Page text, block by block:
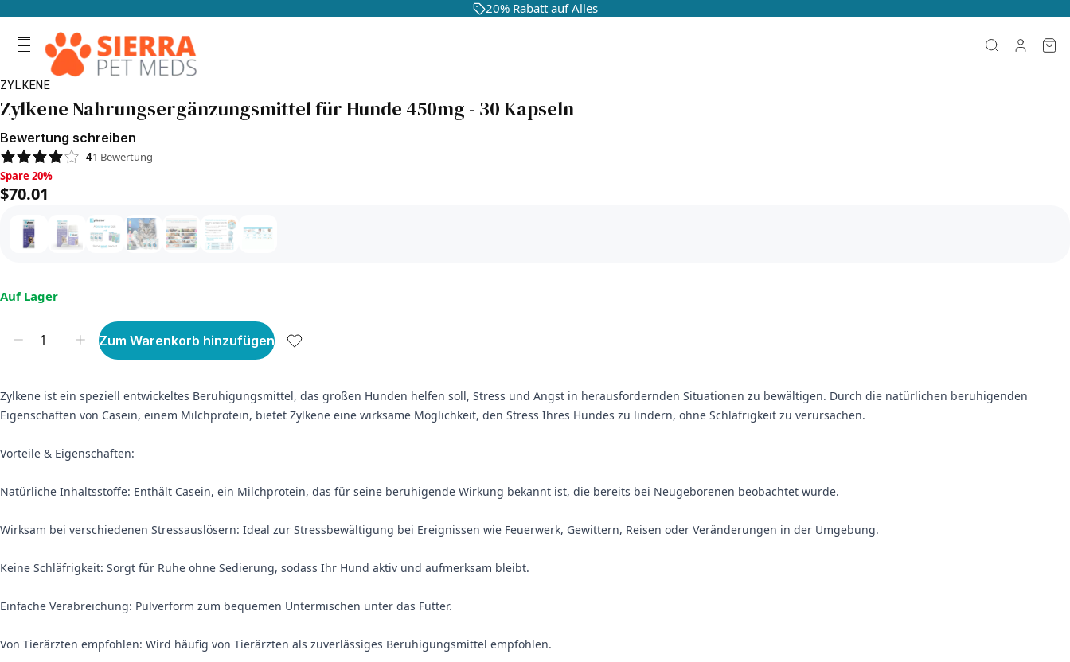
20% Rabatt auf Alles
ZYLKENE
Zylkene Nahrungsergänzungsmittel für Hunde 450mg - 30 Kapseln
Bewertung schreiben
41 Bewertung
Spare 20%, $70.01
Spare 20%
$70.01
Auf Lager
Zum Warenkorb hinzufügen
Zylkene ist ein speziell entwickeltes Beruhigungsmittel, das großen Hunden helfen soll, Stress und Angst in herausfordernden Situationen zu bewältigen. Durch die natürlichen beruhigenden
Eigenschaften von Casein, einem Milchprotein, bietet Zylkene eine wirksame Möglichkeit, den Stress Ihres Hundes zu lindern, ohne Schläfrigkeit zu verursachen.
Vorteile & Eigenschaften:
Natürliche Inhaltsstoffe: Enthält Casein, ein Milchprotein, das für seine beruhigende Wirkung bekannt ist, die bereits bei Neugeborenen beobachtet wurde.
Wirksam bei verschiedenen Stressauslösern: Ideal zur Stressbewältigung bei Ereignissen wie Feuerwerk, Gewittern, Reisen oder Veränderungen in der Umgebung.
Keine Schläfrigkeit: Sorgt für Ruhe ohne Sedierung, sodass Ihr Hund aktiv und aufmerksam bleibt.
Einfache Verabreichung: Pulverform zum bequemen Untermischen unter das Futter.
Von Tierärzten empfohlen: Wird häufig von Tierärzten als zuverlässiges Beruhigungsmittel empfohlen.